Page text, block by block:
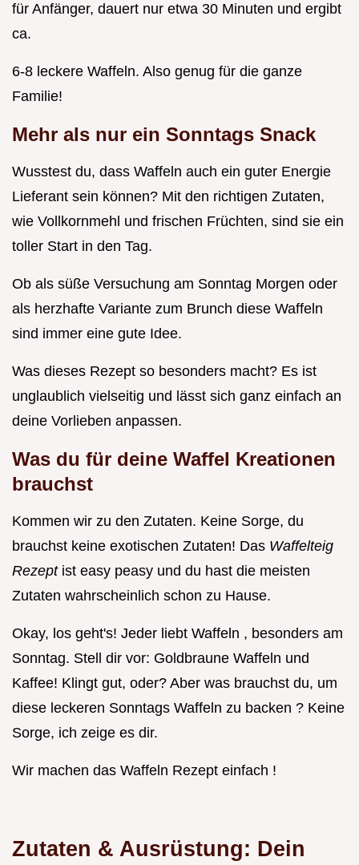
für Anfänger, dauert nur etwa 30 Minuten und ergibt
ca.
6-8 leckere Waffeln. Also genug für die ganze
Familie!
Mehr als nur ein Sonntags Snack
Wusstest du, dass Waffeln auch ein guter Energie
Lieferant sein können? Mit den richtigen Zutaten,
wie Vollkornmehl und frischen Früchten, sind sie ein
toller Start in den Tag.
Ob als süße Versuchung am Sonntag Morgen oder
als herzhafte Variante zum Brunch diese Waffeln
sind immer eine gute Idee.
Was dieses Rezept so besonders macht? Es ist
unglaublich vielseitig und lässt sich ganz einfach an
deine Vorlieben anpassen.
Was du für deine Waffel Kreationen
brauchst
Kommen wir zu den Zutaten. Keine Sorge, du
brauchst keine exotischen Zutaten! Das Waffelteig
Rezept ist easy peasy und du hast die meisten
Zutaten wahrscheinlich schon zu Hause.
Okay, los geht's! Jeder liebt Waffeln , besonders am
Sonntag. Stell dir vor: Goldbraune Waffeln und
Kaffee! Klingt gut, oder? Aber was brauchst du, um
diese leckeren Sonntags Waffeln zu backen ? Keine
Sorge, ich zeige es dir.
Wir machen das Waffeln Rezept einfach !
Zutaten & Ausrüstung: Dein